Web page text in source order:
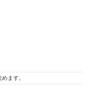
めます。